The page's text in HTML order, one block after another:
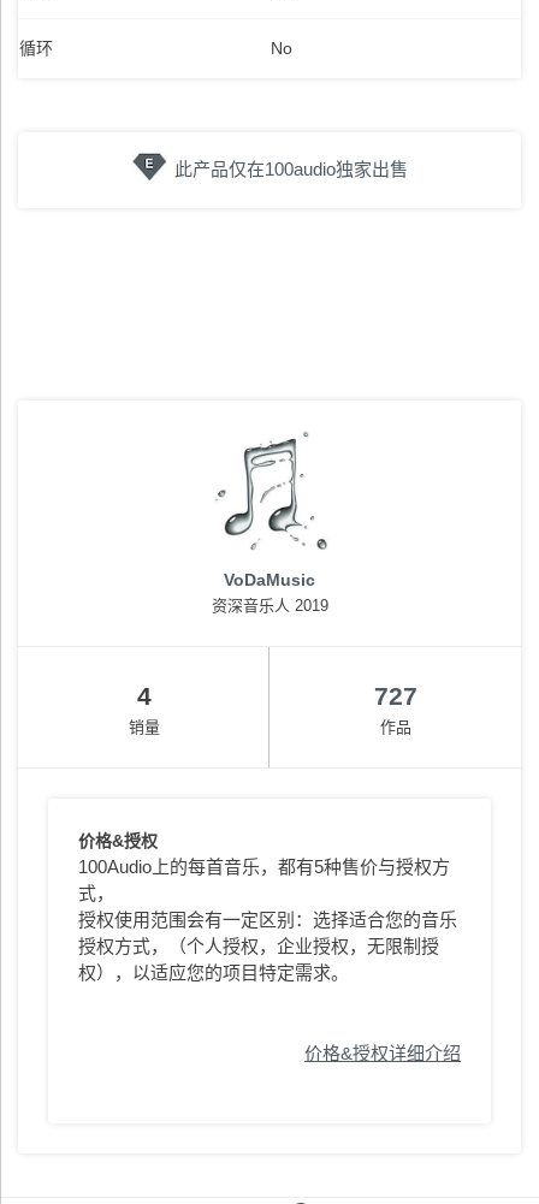
循环 No
此产品仅在100audio独家出售
VoDaMusic
资深音乐人 2019
4
销量
727
作品
价格&授权
100Audio上的每首音乐，都有5种售价与授权方
式，
授权使用范围会有一定区别：选择适合您的音乐
授权方式，（个人授权，企业授权，无限制授
权），以适应您的项目特定需求。
价格&授权详细介绍